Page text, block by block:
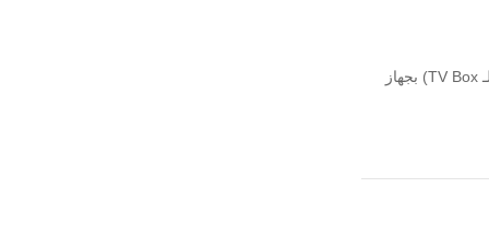
لكي تستمتع بتجربة المشاهدة بدقة 4K الحقيقية وبدون أي تأخير (Buffering)، ننصح بشدة بتوصيل جهاز العرض (الشاشة أو الـ TV Box) بجهاز